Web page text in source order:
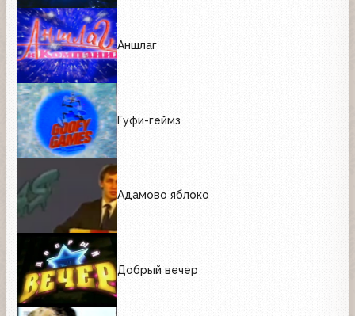
Аншлаг
Гуфи-геймз
Адамово яблоко
Добрый вечер